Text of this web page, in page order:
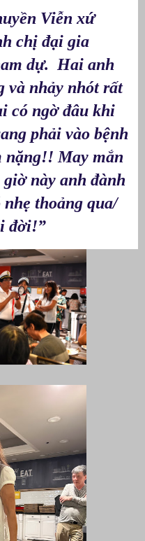
Viễn xứ
chị đại gia
dự. Hai anh
và nhảy nhót rất
có ngờ đâu khi
phải vào bệnh
nặng!! May mắn
này anh đành
thoảng qua/
đời!”